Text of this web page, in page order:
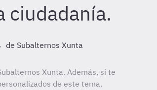
ciudadanía.
de Subalternos Xunta
Xunta. Además, si te
de este tema.